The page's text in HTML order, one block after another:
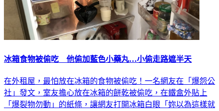
冰箱食物被偷吃 他偷加藍色小藥丸…小偷走路遮半天
在外租屋，最怕放在冰箱的食物被偷吃！一名網友在「爆怨公
社」發文，室友擔心放在冰箱的餅乾被偷吃，在鐵盒外貼上
「爆裂物勿動」的紙條，讓網友打開冰箱白眼「妳以為這樣就